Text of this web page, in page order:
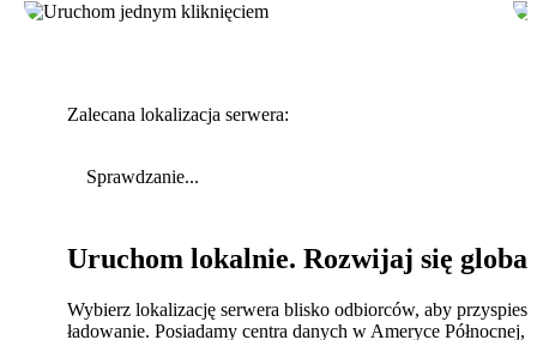
Zalecana lokalizacja serwera:
Sprawdzanie...
Uruchom lokalnie. Rozwijaj się
Wybierz lokalizację serwera blisko odbiorców, aby
ładowanie. Posiadamy centra danych w Ameryce Północnej,